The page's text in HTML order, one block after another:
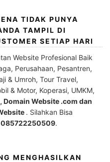
TIDAK PUNYA
TAMPIL DI
SETIAP HARI
Website Profesional Baik
Perusahaan, Pesantren,
& Umroh, Tour Travel,
& Motor, Koperasi, UMKM,
Domain Website .com dan
. Silahkan Bisa
085722250509.
MENGHASILKAN